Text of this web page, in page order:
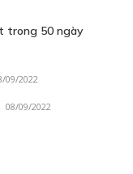
trong 50 ngày
09/2022
08/09/2022